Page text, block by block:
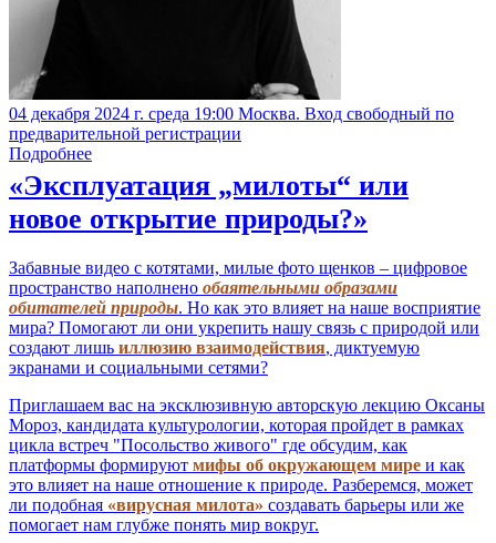
04 декабря 2024 г. среда 19:00 Москва. Вход свободный по
предварительной регистрации
Подробнее
«Эксплуатация „милоты“ или
новое открытие природы?»
Забавные видео с котятами, милые фото щенков – цифровое
пространство наполнено обаятельными образами
обитателей природы. Но как это влияет на наше восприятие
мира? Помогают ли они укрепить нашу связь с природой или
создают лишь иллюзию взаимодействия, диктуемую
экранами и социальными сетями?
Приглашаем вас на эксклюзивную авторскую лекцию Оксаны
Мороз, кандидата культурологии, которая пройдет в рамках
цикла встреч "Посольство живого" где обсудим, как
платформы формируют мифы об окружающем мире и как
это влияет на наше отношение к природе. Разберемся, может
ли подобная «вирусная милота» создавать барьеры или же
помогает нам глубже понять мир вокруг.